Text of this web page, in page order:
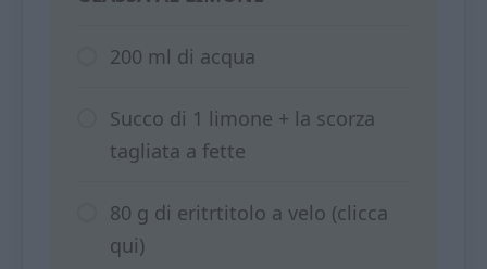
200 ml di acqua
Succo di 1 limone + la scorza
tagliata a fette
80 g di eritrtitolo a velo (clicca
qui)